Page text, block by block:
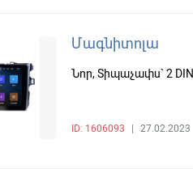
Մագնիտոլա
Նոր, Տիպաչափս` 2 DIN
ID: 1606093 27.02.2023